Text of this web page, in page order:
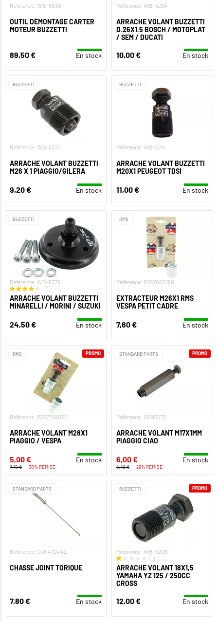
Référence: WB-5038
OUTIL DÉMONTAGE CARTER
MOTEUR BUZZETTI
89,50 € En stock
Référence: WB-5234
ARRACHE VOLANT BUZZETTI
D.26X1.5 BOSCH / MOTOPLAT
/ SEM / DUCATI
10,00 € En stock
BUZZETTI
Référence: WB-5232
ARRACHE VOLANT BUZZETTI
M26 X 1 PIAGGIO/GILERA
9,20 € En stock
BUZZETTI
Référence: WB-5211
ARRACHE VOLANT BUZZETTI
M20X1 PEUGEOT TDSI
11,00 € En stock
BUZZETTI
Référence: WB-5376
1
ARRACHE VOLANT BUZZETTI
MINARELLI / MORINI / SUZUKI
24,50 € En stock
RMS
Référence: R267000150
EXTRACTEUR M26X1 RMS
VESPA PETIT CADRE
7,80 € En stock
RMS
Référence: R267000120
ARRACHE VOLANT M28X1
PIAGGIO / VESPA
5,00 € En stock
7,10 € -30% REMISE
PROMO STANDARD PARTS
Référence: CGN7573
ARRACHE VOLANT M17X1MM
PIAGGIO CIAO
6,00 € En stock
8,40 € -29% REMISE
PROMO
STANDARD PARTS
Référence: CGN472442
CHASSE JOINT TORIQUE
7,80 € En stock
BUZZETTI
Référence: WB-5208
1
ARRACHE VOLANT 18X1,5
YAMAHA YZ 125 / 250CC
CROSS
12,00 € En stock
PROMO